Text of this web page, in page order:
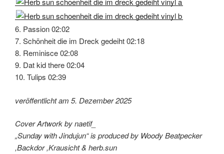
6. Passion 02:02
7. Schönheit die im Dreck gedeiht 02:18
8. Reminisce 02:08
9. Dat kid there 02:04
10. Tulips 02:39
veröffentlicht am 5. Dezember 2025
Cover Artwork by naetif_
„Sunday with Jindujun“ is produced by Woody Beatpecker
,Backdor ,Krausicht & herb.sun